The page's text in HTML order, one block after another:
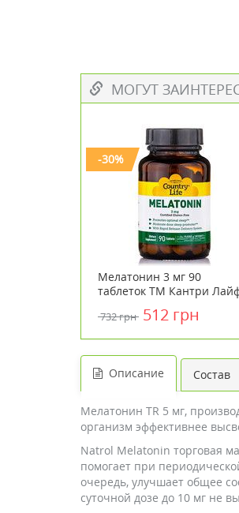
МОГУТ
-30%
Мелатонин 3 мг 90
таблеток ТМ Кантри
732 грн 512 грн
Описание Состав
Мелатонин TR 5 мг,
организм эффективнее
Natrol Melatonin торговая
помогает при
очередь, улучшает общее
суточной дозе до 10 мг не